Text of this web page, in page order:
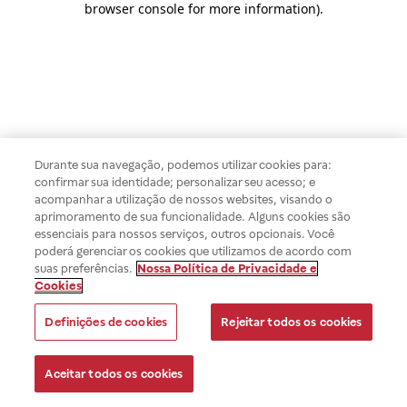
browser console for more information).
Durante sua navegação, podemos utilizar cookies para:
confirmar sua identidade; personalizar seu acesso; e
acompanhar a utilização de nossos websites, visando o
aprimoramento de sua funcionalidade. Alguns cookies são
essenciais para nossos serviços, outros opcionais. Você
poderá gerenciar os cookies que utilizamos de acordo com
suas preferências. Nossa Política de Privacidade e
Cookies
Definições de cookies Rejeitar todos os cookies
Aceitar todos os cookies